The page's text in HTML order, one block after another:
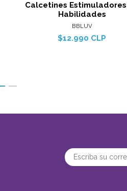
Calcetines Estimuladores
Habilidades
BBLUV
$12.990 CLP